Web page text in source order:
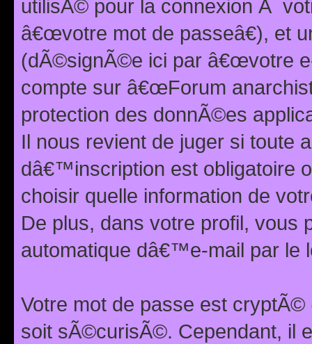
utilisÃ© pour la connexion Ã
â€œvotre mot de passeâ€), et
(dÃ©signÃ©e ici par â€œvotre
compte sur â€œForum
protection des donnÃ©es
Il nous revient de juger si toute
dâ€™inscription est obligatoire
choisir quelle information de
De plus, dans votre profil,
automatique dâ€™e-mail par le
Votre mot de passe est
soit sÃ©curisÃ©. Cependant, il